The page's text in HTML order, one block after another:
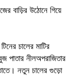
বাড়ির উঠোনে গিয়ে
চালের মাটির
পাতার নীলঅপরাজিতার
নতুন চালের গুড়ো